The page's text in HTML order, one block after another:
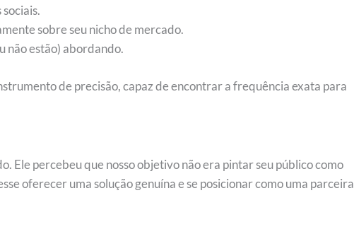
sobre seu nicho de mercado.
não estão) abordando.
de precisão, capaz de encontrar a frequência exata para
Ele percebeu que nosso objetivo não era pintar seu público como
oferecer uma solução genuína e se posicionar como uma parceira